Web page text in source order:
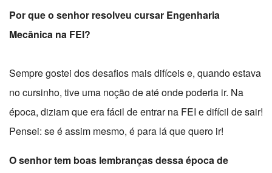
Por que o senhor resolveu cursar Engenharia
Mecânica na FEI?
Sempre gostei dos desafios mais difíceis e, quando estava
no cursinho, tive uma noção de até onde poderia ir. Na
época, diziam que era fácil de entrar na FEI e difícil de sair!
Pensei: se é assim mesmo, é para lá que quero ir!
O senhor tem boas lembranças dessa época de